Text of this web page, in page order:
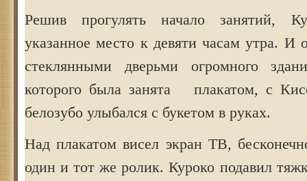
Решив прогулять начало занятий,
указанное место к девяти часам утра. И
стеклянными дверьми огромного
которого была занята плакатом, с
белозубо улыбался с букетом в руках.
Над плакатом висел экран ТВ,
один и тот же ролик. Куроко подавил